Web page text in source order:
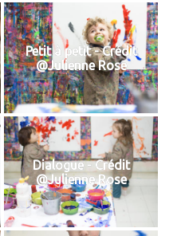
Petit à petit - Crédit
@Julienne Rose
Dialogue - Crédit
@Julienne Rose